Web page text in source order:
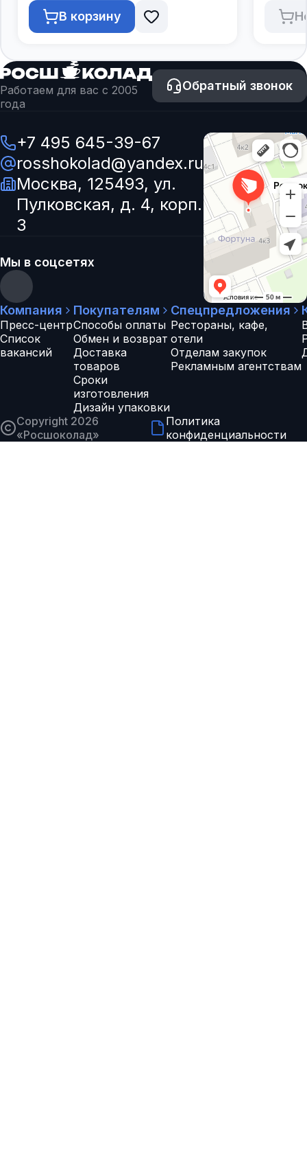
В корзину
Работаем для вас с 2005
года
Обратный звонок
+7 495 645-39-67
rosshokolad@yandex.ru
Москва, 125493, ул.
Пулковская, д. 4, корп.
3
Мы в соцсетях
Компания
Пресс-центр
Список
вакансий
Покупателям
Способы оплаты
Обмен и возврат
Доставка
товаров
Сроки
изготовления
Дизайн упаковки
Спецпредложения
Рестораны, кафе,
отели
Отделам закупок
Рекламным агентствам
Copyright 2026
«Росшоколад»
Политика
конфиденциальности